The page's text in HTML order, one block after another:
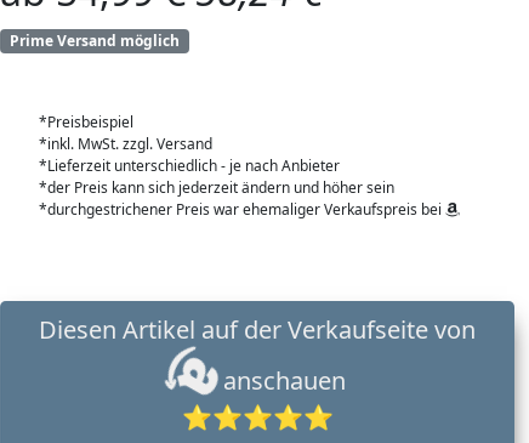
Prime Versand möglich
*Preisbeispiel
*inkl. MwSt. zzgl. Versand
*Lieferzeit unterschiedlich - je nach Anbieter
*der Preis kann sich jederzeit ändern und höher sein
*durchgestrichener Preis war ehemaliger Verkaufspreis bei
anschauen
⭐⭐⭐⭐⭐